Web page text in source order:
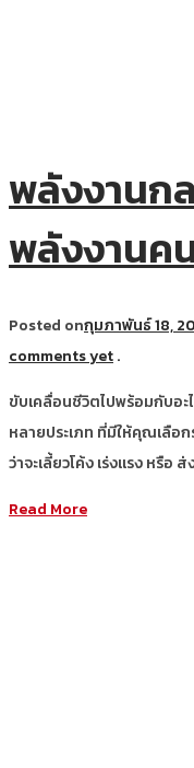
พลังงานก
พลังงานค
Posted onกุมภาพันธ์ 18,
comments yet.
ขับเคลื่อนชีวิตไปพร้อมกับอ
หลายประเภท ที่มีให้คุณเลือ
ว่าจะเลี้ยวโค้ง เร่งแรง หรื
Read More